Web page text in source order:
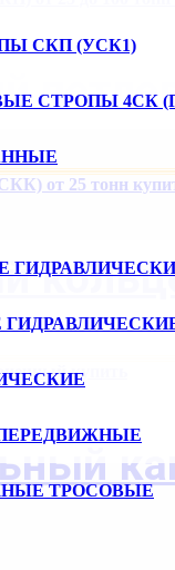
СКП (УСК1)
СТРОПЫ 4СК
ТРОСОВЫЕ